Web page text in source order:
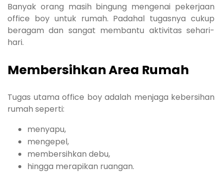
Banyak orang masih bingung mengenai pekerjaan
office boy untuk rumah. Padahal tugasnya cukup
beragam dan sangat membantu aktivitas sehari-
hari.
Membersihkan Area Rumah
Tugas utama office boy adalah menjaga kebersihan
rumah seperti:
menyapu,
mengepel,
membersihkan debu,
hingga merapikan ruangan.